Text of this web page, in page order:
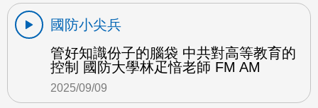
國防小尖兵
管好知識份子的腦袋 中共對高等教育的
控制 國防大學林疋愔老師 FM AM
2025/09/09